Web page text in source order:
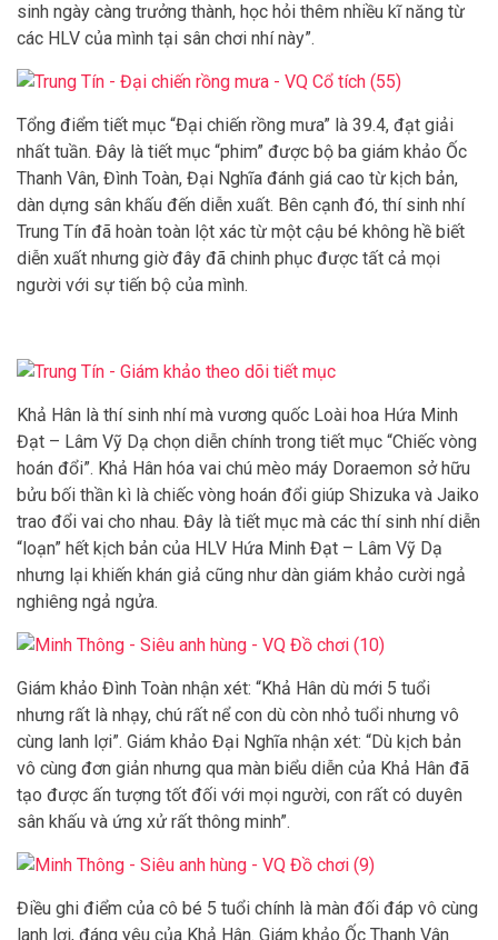
sinh ngày càng trưởng thành, học hỏi thêm nhiều kĩ năng từ
các HLV của mình tại sân chơi nhí này”.
Tổng điểm tiết mục “Đại chiến rồng mưa” là 39.4, đạt giải
nhất tuần. Đây là tiết mục “phim” được bộ ba giám khảo Ốc
Thanh Vân, Đình Toàn, Đại Nghĩa đánh giá cao từ kịch bản,
dàn dựng sân khấu đến diễn xuất. Bên cạnh đó, thí sinh nhí
Trung Tín đã hoàn toàn lột xác từ một cậu bé không hề biết
diễn xuất nhưng giờ đây đã chinh phục được tất cả mọi
người với sự tiến bộ của mình.
Khả Hân là thí sinh nhí mà vương quốc Loài hoa Hứa Minh
Đạt – Lâm Vỹ Dạ chọn diễn chính trong tiết mục “Chiếc vòng
hoán đổi”. Khả Hân hóa vai chú mèo máy Doraemon sở hữu
bửu bối thần kì là chiếc vòng hoán đổi giúp Shizuka và Jaiko
trao đổi vai cho nhau. Đây là tiết mục mà các thí sinh nhí diễn
“loạn” hết kịch bản của HLV Hứa Minh Đạt – Lâm Vỹ Dạ
nhưng lại khiến khán giả cũng như dàn giám khảo cười ngả
nghiêng ngả ngửa.
Giám khảo Đình Toàn nhận xét: “Khả Hân dù mới 5 tuổi
nhưng rất là nhạy, chú rất nể con dù còn nhỏ tuổi nhưng vô
cùng lanh lợi”. Giám khảo Đại Nghĩa nhận xét: “Dù kịch bản
vô cùng đơn giản nhưng qua màn biểu diễn của Khả Hân đã
tạo được ấn tượng tốt đối với mọi người, con rất có duyên
sân khấu và ứng xử rất thông minh”.
Điều ghi điểm của cô bé 5 tuổi chính là màn đối đáp vô cùng
lanh lợi, đáng yêu của Khả Hân. Giám khảo Ốc Thanh Vân